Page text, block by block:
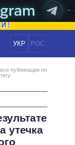
УКР РОС
все публикации по
тегу
утечка